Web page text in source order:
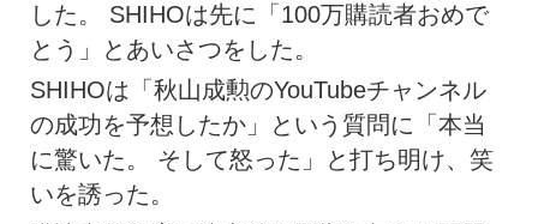
した。 SHIHOは先に「100万購読者おめで
とう」とあいさつをした。
SHIHOは「秋山成勲のYouTubeチャンネル
の成功を予想したか」という質問に「本当
に驚いた。 そして怒った」と打ち明け、笑
いを誘った。